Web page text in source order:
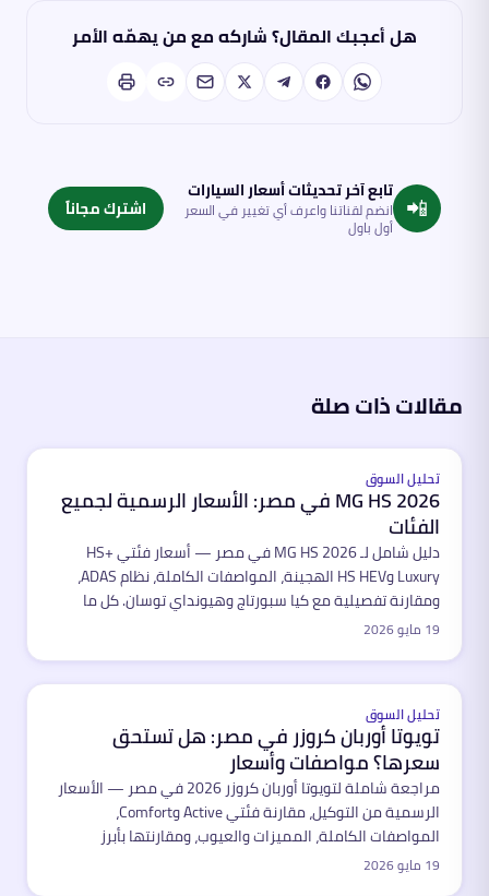
هل أعجبك المقال؟ شاركه مع من يهمّه الأمر
📲 تابع آخر تحديثات أسعار السيارات
انضم لقناتنا واعرف أي تغيير في السعر
أول باول
اشترك مجاناً
مقالات ذات صلة
مميّز
تحليل السوق
MG HS 2026 في مصر: الأسعار الرسمية لجميع
الفئات
دليل شامل لـ MG HS 2026 في مصر — أسعار فئتي HS+
Luxury وHS HEV الهجينة، المواصفات الكاملة، نظام ADAS،
ومقارنة تفصيلية مع كيا سبورتاج وهيونداي توسان. كل ما
تحتاجه قبل الشراء.
19 مايو 2026
مميّز
تحليل السوق
تويوتا أوربان كروزر في مصر: هل تستحق
سعرها؟ مواصفات وأسعار
مراجعة شاملة لتويوتا أوربان كروزر 2026 في مصر — الأسعار
الرسمية من التوكيل، مقارنة فئتي Active وComfort،
المواصفات الكاملة، المميزات والعيوب، ومقارنتها بأبرز
المنافسين في سوق الكروس أوفر المدمجة.
19 مايو 2026